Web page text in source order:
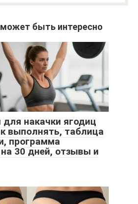
быть интересно
накачки ягодиц
выполнять, таблица
программа
30 дней, отзывы и